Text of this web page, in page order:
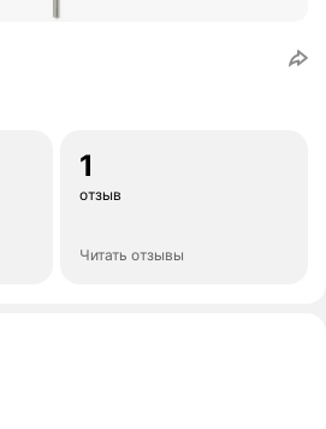
1
отзыв
Читать отзывы